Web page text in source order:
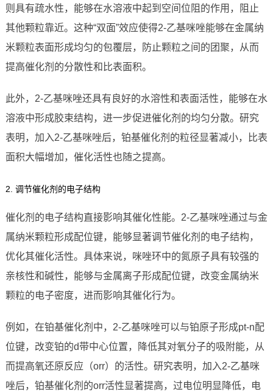
则具有疏水性，能够在水溶液中起到空间位阻的作用，阻止
其他颗粒靠近。这种“双面”效应使得2-乙基咪唑能够在金属纳
米颗粒表面形成均匀的包覆层，防止颗粒之间的团聚，从而
提高催化剂的分散性和比表面积。
此外，2-乙基咪唑还具有良好的水溶性和表面活性，能够在水
溶液中形成胶束结构，进一步促进催化剂的均匀分散。研究
表明，加入2-乙基咪唑后，铂基催化剂的粒径显著减小，比表
面积大幅增加，催化活性也随之提高。
2. 调节催化剂的电子结构
催化剂的电子结构直接影响其催化性能。2-乙基咪唑通过与金
属纳米颗粒形成配位键，能够显著调节催化剂的电子结构，
优化其催化活性。具体来说，咪唑环中的氮原子具有较强的
亲核性和碱性，能够与金属离子形成配位键，改变金属纳米
颗粒的电子密度，进而影响其催化行为。
例如，在铂基催化剂中，2-乙基咪唑可以与铂原子形成pt-n配
位键，改变铂的d带中心位置，降低其对氧分子的吸附能，从
而提高氧还原反应（orr）的活性。研究表明，加入2-乙基咪
唑后，铂基催化剂的orr活性显著提高，过电位明显降低，电